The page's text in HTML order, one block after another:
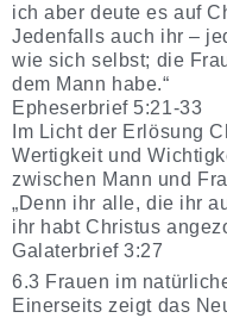
ich aber deute es auf
Jedenfalls auch ihr –
wie sich selbst; die
dem Mann habe.“
Epheserbrief 5:21-33
Im Licht der Erlösung
Wertigkeit und
zwischen Mann und
„Denn ihr alle, die ihr
ihr habt Christus
Galaterbrief 3:27
6.3 Frauen im
Einerseits zeigt das